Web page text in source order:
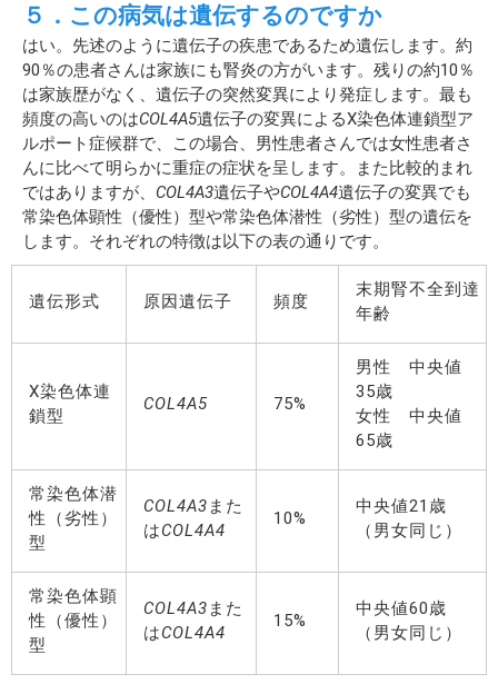
５．この病気は遺伝するのですか
はい。先述のように遺伝子の疾患であるため遺伝します。約
90％の患者さんは家族にも腎炎の方がいます。残りの約10％
は家族歴がなく、遺伝子の突然変異により発症します。最も
頻度の高いのはCOL4A5遺伝子の変異によるX染色体連鎖型ア
ルポート症候群で、この場合、男性患者さんでは女性患者さ
んに比べて明らかに重症の症状を呈します。また比較的まれ
ではありますが、 COL4A3遺伝子やCOL4A4遺伝子の変異でも
常染色体顕性（優性）型や常染色体潜性（劣性）型の遺伝を
します。それぞれの特徴は以下の表の通りです。
遺伝形式 原因遺伝子 頻度
末期腎不全到達
年齢
X染色体連
鎖型
COL4A5 75%
男性 中央値
35歳
女性 中央値
65歳
常染色体潜
性（劣性）
型
COL4A3 また
はCOL4A4
10%
中央値21歳
（男女同じ）
常染色体顕
性（優性）
型
COL4A3 また
はCOL4A4
15%
中央値60歳
（男女同じ）